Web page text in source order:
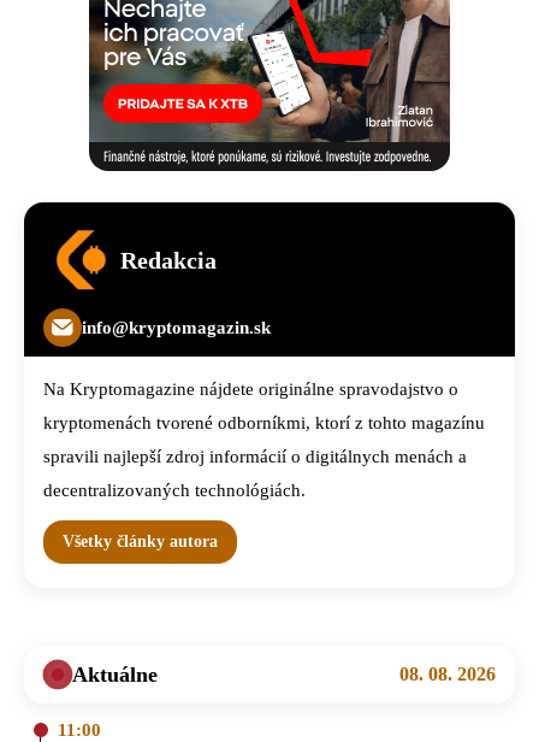
Redakcia
info@kryptomagazin.sk
Na Kryptomagazine nájdete originálne spravodajstvo o
kryptomenách tvorené odborníkmi, ktorí z tohto magazínu
spravili najlepší zdroj informácií o digitálnych menách a
decentralizovaných technológiách.
Všetky články autora
Aktuálne 08. 08. 2026
11:00